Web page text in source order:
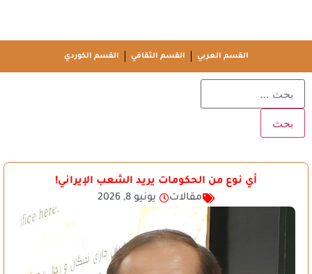
القسم العربي القسم الثقافي القسم الكوردي
أي نوع من الحكومات يريد الشعب الإيراني!
مقالات
يونيو 8, 2026